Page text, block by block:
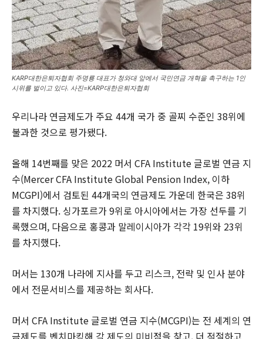
KARP대한은퇴자협회 주명룡 대표가 청와대 앞에서 국민연금 개혁을 촉구하는 1인
시위를 벌이고 있다. 사진=KARP대한은퇴자협회
우리나라 연금제도가 주요 44개 국가 중 골찌 수준인 38위에
불과한 것으로 평가됐다.
올해 14번째를 맞은 2022 머서 CFA Institute 글로벌 연금 지
수(Mercer CFA Institute Global Pension Index, 이하
MCGPI)에서 검토된 44개국의 연금제도 가운데 한국은 38위
를 차지했다. 싱가포르가 9위로 아시아에서는 가장 선두를 기
록했으며, 다음으로 홍콩과 말레이시아가 각각 19위와 23위
를 차지했다.
머서는 130개 나라에 지사를 두고 리스크, 전략 및 인사 분야
에서 전문서비스를 제공하는 회사다.
머서 CFA Institute 글로벌 연금 지수(MCGPI)는 전 세계의 연